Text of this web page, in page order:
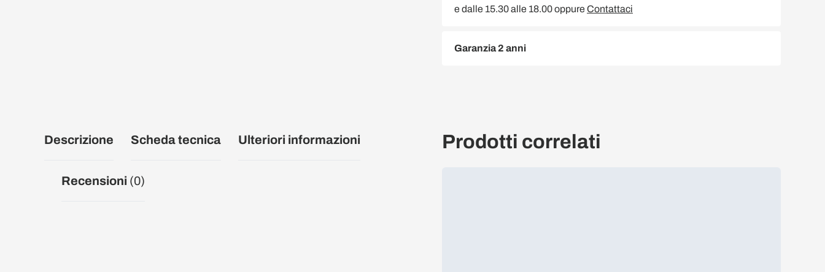
e dalle 15.30 alle 18.00 oppureContattaci
Garanzia 2 anni
Descrizione Scheda tecnica Ulteriori informazioni
Recensioni (0)
Prodotti correlati